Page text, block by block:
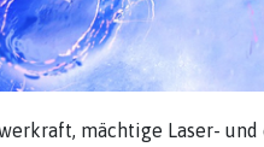
mächtige Laser- und